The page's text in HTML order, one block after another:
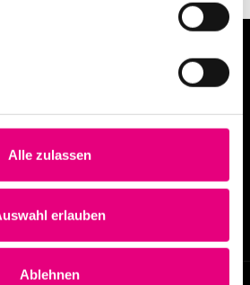
Alle zulassen
erlauben
Ablehnen